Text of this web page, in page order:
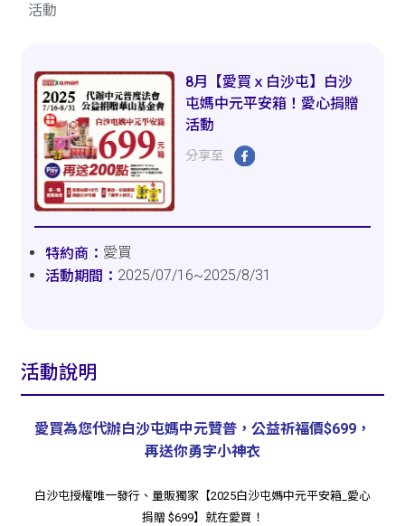
活動
8月【愛買ｘ白沙屯】白沙
屯媽中元平安箱！愛心捐贈
活動
分享至
愛買
2025/07/16~2025/8/31
活動說明
愛買為您代辦白沙屯媽中元贊普，公益祈福價$699，
再送你勇字小神衣
白沙屯授權唯一發行、量販獨家【2025白沙屯媽中元平安箱_愛心
捐贈 $699】就在愛買！